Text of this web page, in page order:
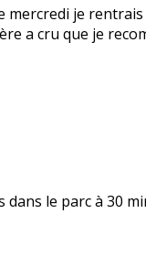
je
a cru que je
dans le parc à 30